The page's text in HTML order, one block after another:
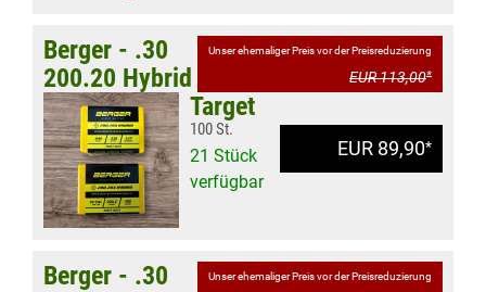
Unser ehemaliger Preis vor der Preisreduzierung
EUR 113,00*
EUR 89,90*
Berger - .30
200.20 Hybrid
Target
100 St.
21 Stück
verfügbar
Unser ehemaliger Preis vor der Preisreduzierung
Berger - .30